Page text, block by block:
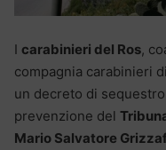
I carabinieri del Ros,
compagnia carabinieri di
un decreto di
prevenzione del
Mario Salvatore